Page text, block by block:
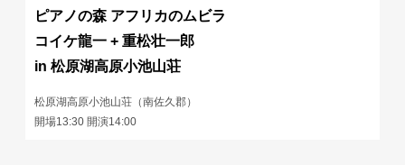
ピアノの森 アフリカのムビラ
コイケ龍一 + 重松壮一郎
in 松原湖高原小池山荘
松原湖高原小池山荘（南佐久郡）
開場13:30 開演14:00